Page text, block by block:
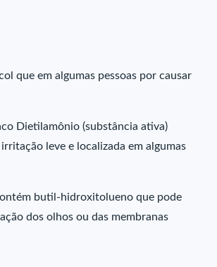
que em algumas pessoas por causar
Dietilamônio (substância ativa)
leve e localizada em algumas
butil-hidroxitolueno que pode
dos olhos ou das membranas